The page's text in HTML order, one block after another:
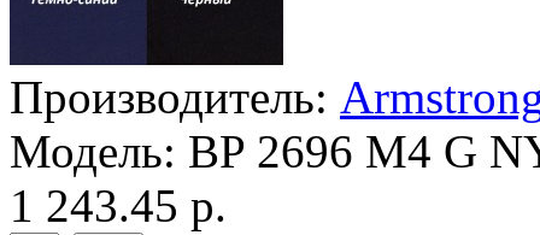
Производитель:
Модель: BP 2696 M4 G
1 243.45 р.